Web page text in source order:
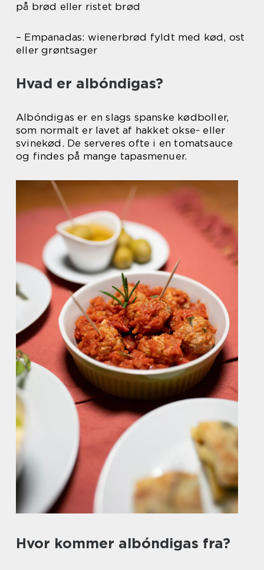
på brød eller ristet brød
– Empanadas: wienerbrød fyldt med kød, ost
eller grøntsager
Hvad er albóndigas?
Albóndigas er en slags spanske kødboller,
som normalt er lavet af hakket okse- eller
svinekød. De serveres ofte i en tomatsauce
og findes på mange tapasmenuer.
Hvor kommer albóndigas fra?